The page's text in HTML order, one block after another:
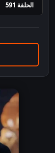
الحلقة 591